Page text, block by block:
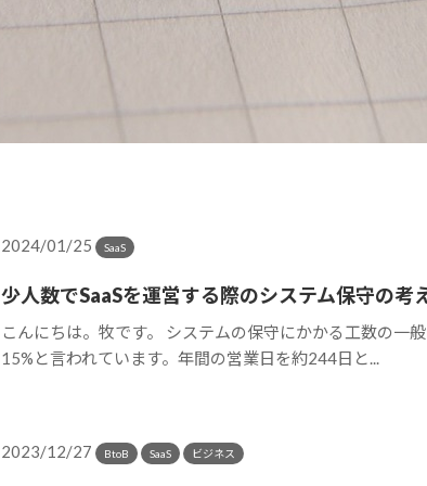
2024/01/25 SaaS
少人数でSaaSを運営する際のシステム保守の考
こんにちは。牧です。 システムの保守にかかる工数の一般
15%と言われています。年間の営業日を約244日と...
2023/12/27 BtoB SaaS ビジネス